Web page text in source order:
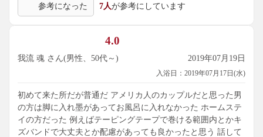
参考になった 7人が参考にしています
4.0
我流 魂 さん(男性、50代～) 2019年07月19日
入浴日：2019年07月17日(水)
初めて来た所だが普通だ アメリカ人のカップルだと思った男
の方は脚に入れ墨があってお風呂に入れなかった ホームステ
イの方だった 例えばテーピングテープで巻ける範囲内とかキ
ズバンドで大丈夫とか配慮があっても良かったと思う 話して